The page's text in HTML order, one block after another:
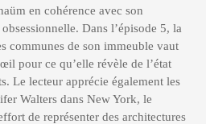
en cohérence avec son
Dans l’épisode 5, la
communes de son immeuble vaut
pour ce qu’elle révèle de l’état
Le lecteur apprécie également les
Walters dans New York, le
de représenter des architectures